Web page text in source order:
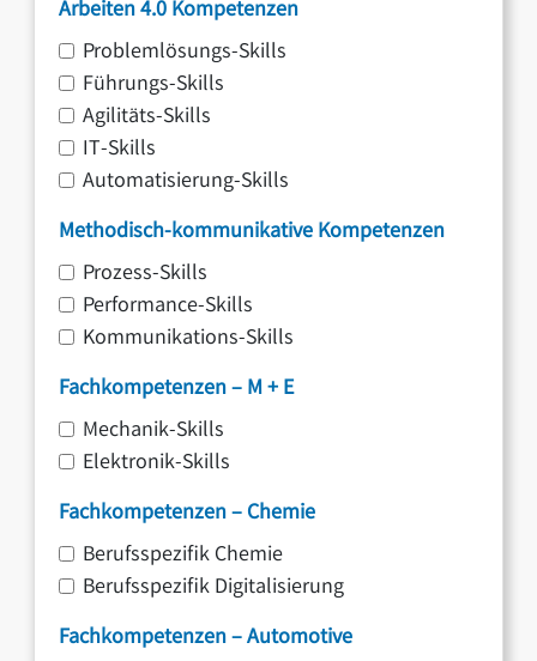
Arbeiten 4.0 Kompetenzen
Problemlösungs-Skills
Führungs-Skills
Agilitäts-Skills
IT-Skills
Automatisierung-Skills
Methodisch-kommunikative Kompetenzen
Prozess-Skills
Performance-Skills
Kommunikations-Skills
Fachkompetenzen – M + E
Mechanik-Skills
Elektronik-Skills
Fachkompetenzen – Chemie
Berufsspezifik Chemie
Berufsspezifik Digitalisierung
Fachkompetenzen – Automotive